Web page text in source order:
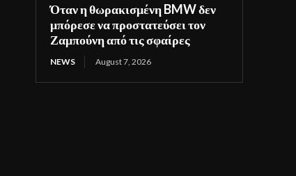
Όταν η θωρακισμένη BMW δεν
μπόρεσε να προστατεύσει τον
Ζαμπούνη από τις σφαίρες
NEWS August 7, 2026